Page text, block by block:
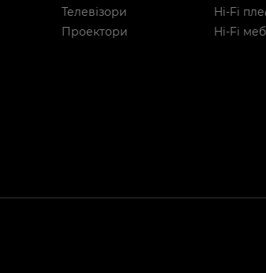
Телевізори
Проектори
Hi-Fi
Hi-Fi